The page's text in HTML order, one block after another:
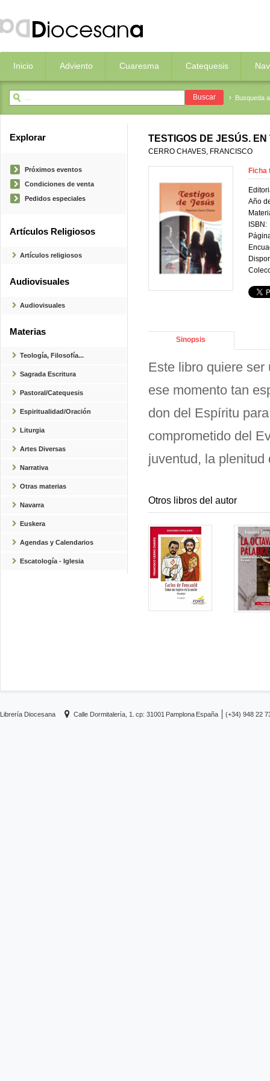
Inicio Adviento Cuaresma Catequesis
Busqueda
Explorar
Próximos eventos
Condiciones de venta
Pedidos especiales
Artículos Religiosos
Artículos religiosos
Audiovisuales
Audiovisuales
Materias
Teología, Filosofía...
Sagrada Escritura
Pastoral/Catequesis
Espiritualidad/Oración
Liturgia
Artes Diversas
Narrativa
Otras materias
Navarra
Euskera
Agendas y Calendarios
Escatología - Iglesia
TESTIGOS DE JESÚS.
CERRO CHAVES, FRANCISCO
Ficha
Año
ISBN:
Sinopsis
Este libro quiere ser
ese momento tan
don del Espíritu
comprometido del
juventud, la plenitud
Otros libros del autor
Librería Diocesana Calle Dormitalería, 1. cp: 31001 Pamplona España (+34) 948 22